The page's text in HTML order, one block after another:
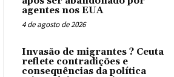
agentes nos EUA
4 de agosto de 2026
Invasão de migrantes ? Ceuta
reflete contradições e
consequências da política